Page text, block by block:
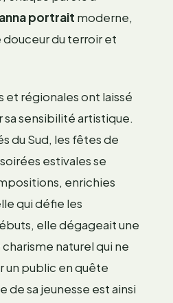
portrait moderne,
douceur du terroir et
et régionales ont laissé
sensibilité artistique.
du Sud, les fêtes de
estivales se
enrichies
qui défie les
elle dégageait une
naturel qui ne
un public en quête
de sa jeunesse est ainsi